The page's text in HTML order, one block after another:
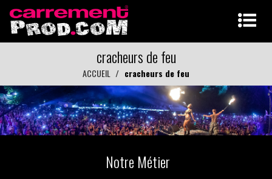
cracheurs de feu
ACCUEIL cracheurs de feu
Notre Métier